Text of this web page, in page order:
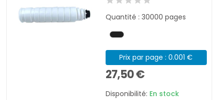
Quantité : 30000 pages
Prix par page : 0.001 €
27,50 €
Disponibilité: En stock